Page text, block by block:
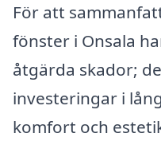
För att
fönster i Onsala
åtgärda skador;
investeringar i
komfort och